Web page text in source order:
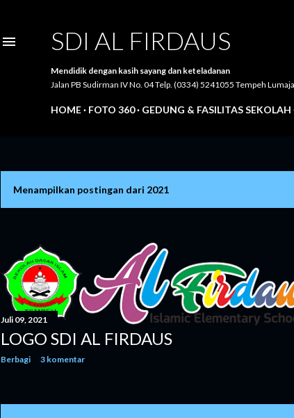
SDI AL FIRDAUS
Mendidik dengan kasih sayang dan keteladanan
Jalan PB Sudirman IV No. 04 Telp. (0334) 5241055 Tempeh
HOME FOTO 360 GEDUNG & FASILITAS SEKOLAH
t
n
g
n
Menampilkan postingan dari 2021
Juli 09, 2021
LOGO SDI AL FIRDAUS
Berbagi 3 komentar